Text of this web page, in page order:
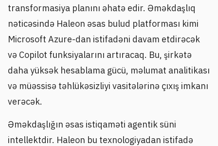
transformasiya planını əhatə edir. Əməkdaşlıq
nəticəsində Haleon əsas bulud platforması kimi
Microsoft Azure-dan istifadəni davam etdirəcək
və Copilot funksiyalarını artıracaq. Bu, şirkətə
daha yüksək hesablama gücü, məlumat analitikası
və müəssisə təhlükəsizliyi vasitələrinə çıxış imkanı
verəcək.
Əməkdaşlığın əsas istiqaməti agentik süni
intellektdir. Haleon bu texnologiyadan istifadə